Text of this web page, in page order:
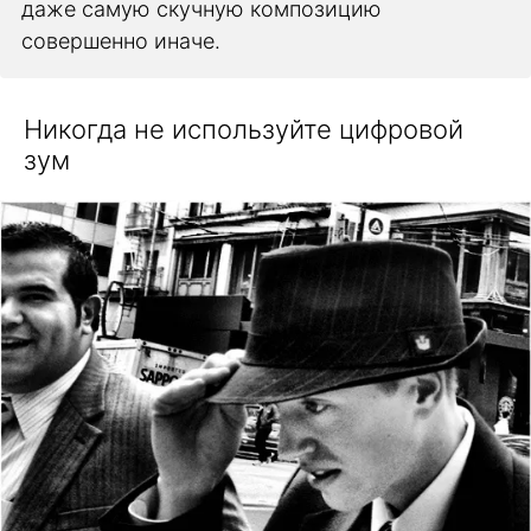
даже самую скучную композицию
совершенно иначе.
Никогда не используйте цифровой
зум